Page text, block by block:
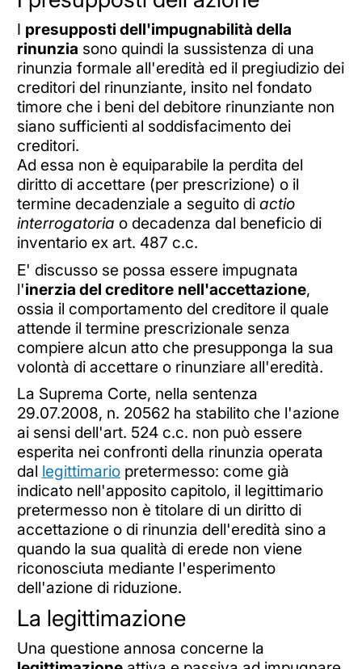
I presupposti dell'impugnabilità della
rinunzia sono quindi la sussistenza di una
rinunzia formale all'eredità ed il pregiudizio dei
creditori del rinunziante, insito nel fondato
timore che i beni del debitore rinunziante non
siano sufficienti al soddisfacimento dei
creditori.
Ad essa non è equiparabile la perdita del
diritto di accettare (per prescrizione) o il
termine decadenziale a seguito di actio
interrogatoria o decadenza dal beneficio di
inventario ex art. 487 c.c.
E' discusso se possa essere impugnata
l'inerzia del creditore nell'accettazione,
ossia il comportamento del creditore il quale
attende il termine prescrizionale senza
compiere alcun atto che presupponga la sua
volontà di accettare o rinunziare all'eredità.
La Suprema Corte, nella sentenza
29.07.2008, n. 20562 ha stabilito che l'azione
ai sensi dell'art. 524 c.c. non può essere
esperita nei confronti della rinunzia operata
dal legittimariopretermesso: come già
indicato nell'apposito capitolo, il legittimario
pretermesso non è titolare di un diritto di
accettazione o di rinunzia dell'eredità sino a
quando la sua qualità di erede non viene
riconosciuta mediante l'esperimento
dell'azione di riduzione.
La legittimazione
Una questione annosa concerne la